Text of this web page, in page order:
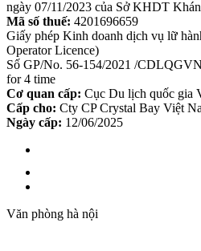
ngày 07/11/2023 của Sở KHDT
Mã số thuế: 4201696659
Giấy phép Kinh doanh dịch vụ lữ
Operator Licence)
Số GP/No. 56-154/2021 /
for 4 time
Cơ quan cấp: Cục Du lịch quốc gia
Cấp cho: Cty CP Crystal Bay Việt
Ngày cấp: 12/06/2025
Văn phòng hà nội